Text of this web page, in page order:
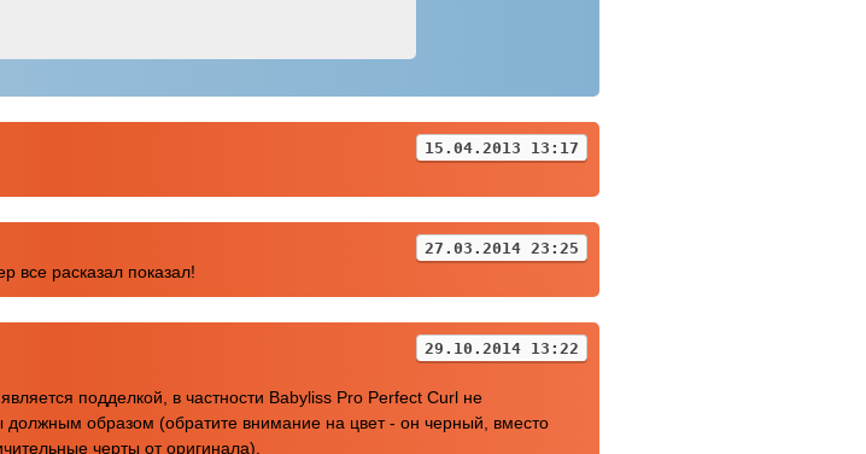
15.04.2013 13:17
27.03.2014 23:25
все расказал показал!
29.10.2014 13:22
подделкой, в частности Babyliss Pro Perfect Curl не
должным образом (обратите внимание на цвет - он черный, вместо
черты от оригинала).